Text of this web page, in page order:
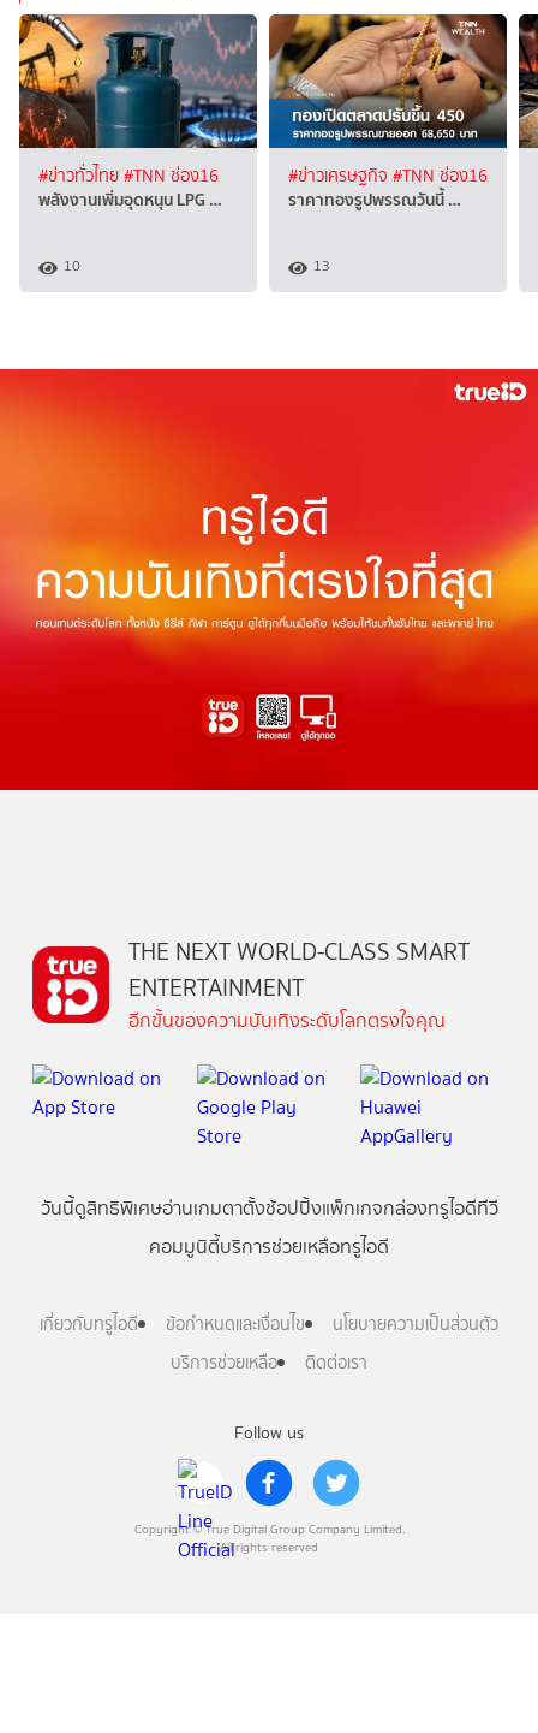
#ข่าวทั่วไทย#TNN ช่อง16
พลังงานเพิ่มอุดหนุน LPG …
10
#ข่าวเศรษฐกิจ #TNN ช่อง16
ราคาทองรูปพรรณวันนี้ …
13
Follow us
Copyright © True Digital Group Company Limited.
All rights reserved
THE NEXT WORLD-CLASS SMART
ENTERTAINMENT
อีกขั้นของความบันเทิงระดับโลกตรงใจคุณ
วันนี้ดูสิทธิพิเศษอ่านเกมตาตั้งช้อปปิ้งแพ็กเกจกล่องทรูไอดีทีวี
คอมมูนิตี้บริการช่วยเหลือทรูไอดี
เกี่ยวกับทรูไอดี ข้อกำหนดและเงื่อนไข
นโยบายความเป็นส่วนตัว
บริการช่วยเหลือ
ติดต่อเรา